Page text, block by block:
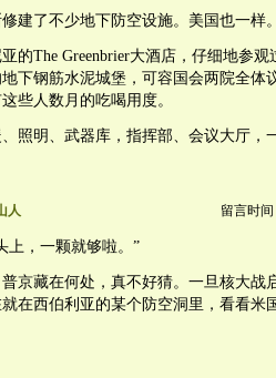
建了不少地下防空设施。美国也一样
的The Greenbrier大酒店，仔细地参
下钢筋水泥城堡，可容国会两院全体
些人数月的吃喝用度。
照明、武器库，指挥部、会议大厅，
人 留言时间
上，一颗就够啦。”
京藏在何处，真不好猜。一旦核大战
在西伯利亚的某个防空洞里，看看米